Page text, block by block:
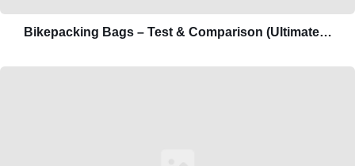
Bikepacking Bags – Test & Comparison (Ultimate…